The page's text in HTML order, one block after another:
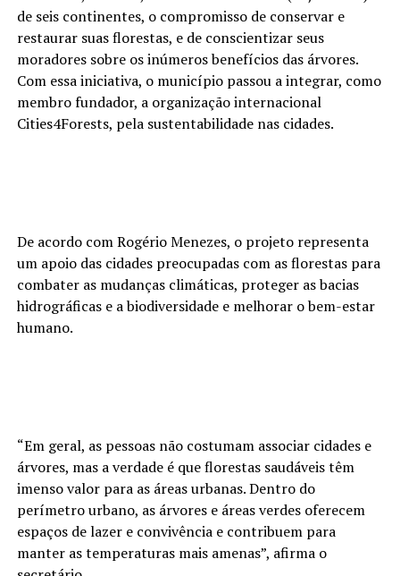
de seis continentes, o compromisso de conservar e
restaurar suas florestas, e de conscientizar seus
moradores sobre os inúmeros benefícios das árvores.
Com essa iniciativa, o município passou a integrar, como
membro fundador, a organização internacional
Cities4Forests, pela sustentabilidade nas cidades.
De acordo com Rogério Menezes, o projeto representa
um apoio das cidades preocupadas com as florestas para
combater as mudanças climáticas, proteger as bacias
hidrográficas e a biodiversidade e melhorar o bem-estar
humano.
“Em geral, as pessoas não costumam associar cidades e
árvores, mas a verdade é que florestas saudáveis têm
imenso valor para as áreas urbanas. Dentro do
perímetro urbano, as árvores e áreas verdes oferecem
espaços de lazer e convivência e contribuem para
manter as temperaturas mais amenas”, afirma o